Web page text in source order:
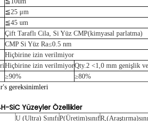
≦25 μm
≦45 um
Çift Taraflı Cila, Si Yüz CMP(kimyasal parlatma)
CMP Si Yüz Ra≤0.5 nm
Hiçbirine izin verilmiyor
Hiçbirine izin verilmiyorQty.2 <1,0 mm genişlik
≥90% ≥80%
's gereksinimleri
SiC Yüzeyler Özellikler
U (Ultra) SınıfıP(Üretim)sınıfR,(Araştırma)